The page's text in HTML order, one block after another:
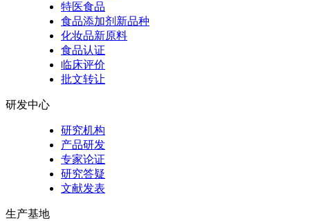
特医食品
食品添加剂新品种
化妆品新原料
食品认证
临床评价
批文转让
研发中心
研究机构
产品研发
专家论证
研究答疑
文献发表
生产基地